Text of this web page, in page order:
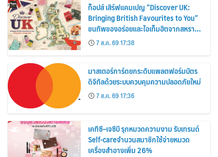
ท็อปส์ เสิร์ฟแคมเปญ “Discover UK:
Bringing British Favourites to You”
ขนทัพของอร่อยและไอเท็มฮิตจากสหราช
อาณาจักร ส่งตรงถึงมือตั้งแต่วันนี้ – 18
สิงหาคมนี้
7 ส.ค. 69 17:38
มาสเตอร์การ์ดยกระดับแพลตฟอร์มบัตร
ดิจิทัลด้วยระบบควบคุมความปลอดภัยใหม่
7 ส.ค. 69 17:36
เคทีซี–เจซีบี รุกหมวดความงาม รับเทรนด์
Self-careจำนวนสมาชิกใช้จ่ายหมวด
เครื่องสำอางเพิ่ม 26%